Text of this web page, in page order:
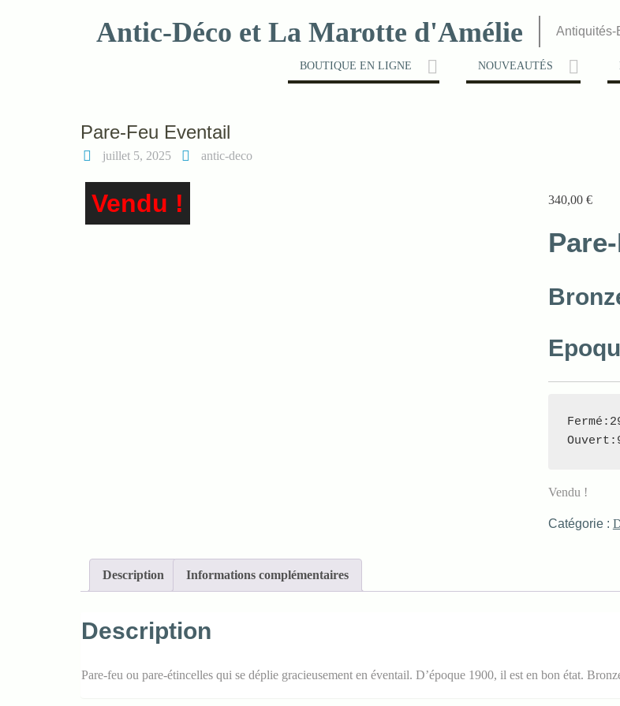
Antic-Déco et La Marotte d'Amélie Antiquités-
BOUTIQUE EN LIGNE NOUVEAUTÉS
Pare-Feu Eventail
juillet 5, 2025 antic-deco
Vendu ! 340,00 €
Vendu !
Catégorie :
Description Informations complémentaires
Description
Pare-feu ou pare-étincelles qui se déplie gracieusement en éventail. D’époque 1900, il est en bon état.